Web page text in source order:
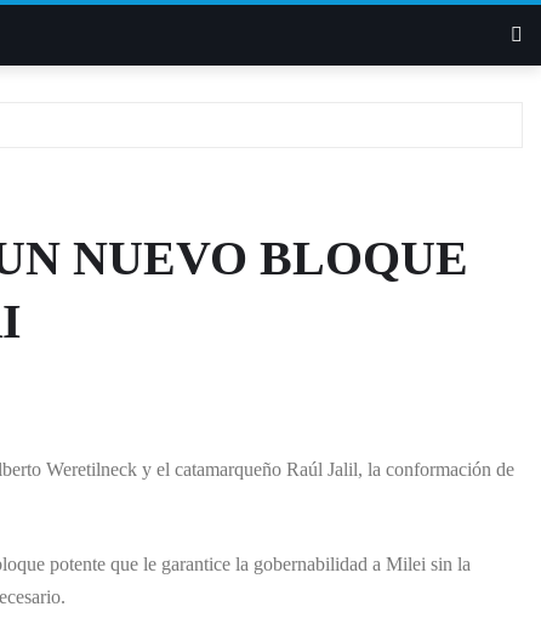
NUEVO BLOQUE
Weretilneck y el catamarqueño Raúl Jalil, la conformación de
potente que le garantice la gobernabilidad a Milei sin la